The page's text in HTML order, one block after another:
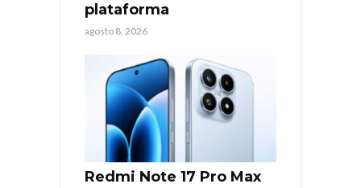
plataforma
agosto 8, 2026
Redmi Note 17 Pro Max